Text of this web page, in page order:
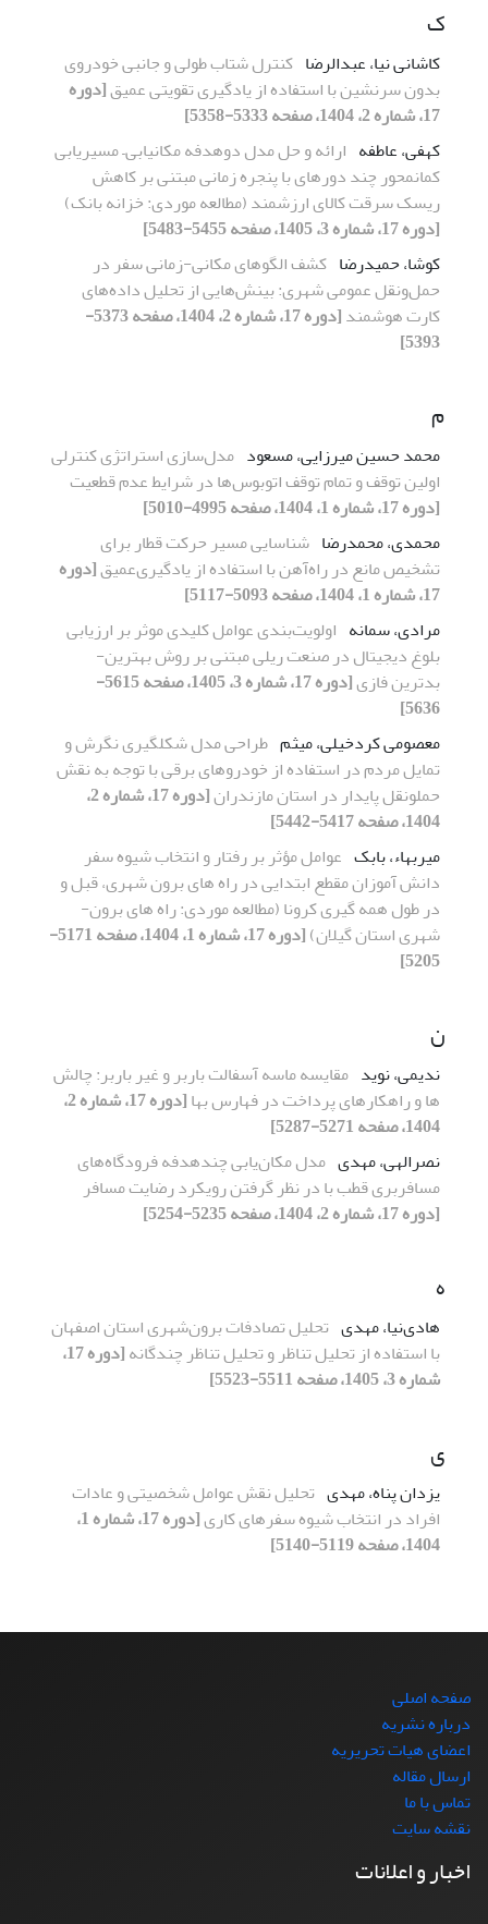
ک
کاشانی نیا، عبدالرضا کنترل شتاب طولی و جانبی خودروی
بدون سرنشین با استفاده از یادگیری تقویتی عمیق[دوره
17، شماره 2، 1404، صفحه 5333-5358]
کهفی، عاطفه ارائه و حل مدل دوهدفه مکان­یابی–مسیریابی
کمان­محور چند دوره­ای با پنجره زمانی مبتنی بر کاهش
ریسک سرقت کالای ارزشمند(مطالعه موردی: خزانه بانک)
[دوره 17، شماره 3، 1405، صفحه 5455-5483]
کوشا، حمیدرضا کشف الگوهای مکانی-زمانی سفر در
حمل‌ونقل عمومی شهری: بینش‌هایی از تحلیل داده‌های
کارت هوشمند
[دوره 17، شماره 2، 1404، صفحه 5373-
5393]
م
محمد حسین میرزایی، مسعود مدل‌سازی استراتژی کنترلی
اولین توقف و تمام توقف اتوبوس‌ها در شرایط عدم قطعیت
[دوره 17، شماره 1، 1404، صفحه 4995-5010]
محمدی، محمدرضا شناسایی مسیر حرکت قطار برای
تشخیص مانع در راه‌آهن با استفاده از یادگیری‌عمیق[دوره
17، شماره 1، 1404، صفحه 5093-5117]
مرادی، سمانه اولویت‌بندی عوامل کلیدی موثر بر ارزیابی
بلوغ دیجیتال در صنعت ریلی مبتنی بر روش بهترین-
بدترین فازی
[دوره 17، شماره 3، 1405، صفحه 5615-
5636]
معصومی کردخیلی، میثم طراحی مدل شکل­گیری نگرش و
تمایل مردم در استفاده از خودروهای برقی با توجه به نقش
حمل­و­نقل پایدار در استان مازندران
[دوره 17، شماره 2،
1404، صفحه 5417-5442]
میربهاء، بابک عوامل مؤثر بر رفتار و انتخاب شیوه سفر
دانش ­آموزان مقطع ابتدایی در راه ­های برون­ شهری، قبل و
در طول همه ­گیری کرونا (مطالعه موردی: راه ­های برون­
شهری استان گیلان)
[دوره 17، شماره 1، 1404، صفحه 5171-
5205]
ن
ندیمی، نوید مقایسه ماسه آسفالت باربر و غیر باربر: چالش
ها و راهکارهای پرداخت در فهارس بها
[دوره 17، شماره 2،
1404، صفحه 5271-5287]
نصرالهی، مهدی مدل مکان‌یابی چندهدفه فرودگاه‌های
مسافربری قطب با در نظر گرفتن رویکرد رضایت مسافر
[دوره 17، شماره 2، 1404، صفحه 5235-5254]
ه
هادی‌نیا، مهدی تحلیل تصادفات برون‌شهری استان اصفهان
با استفاده از تحلیل تناظر و تحلیل تناظر چندگانه
[دوره 17،
شماره 3، 1405، صفحه 5511-5523]
ی
یزدان پناه، مهدی تحلیل نقش عوامل شخصیتی و عادات
افراد در انتخاب شیوه سفرهای کاری
[دوره 17، شماره 1،
1404، صفحه 5119-5140]
صفحه اصلی
درباره نشریه
اعضای هیات تحریریه
ارسال مقاله
تماس با ما
نقشه سایت
اخبار و اعلانات